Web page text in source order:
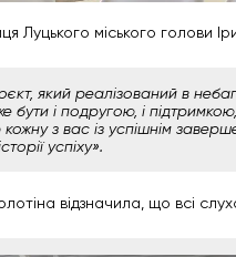
Луцького міського голови
який реалізований в
і подругою, і
з вас із успішнім
успіху».
відзначила, що всі